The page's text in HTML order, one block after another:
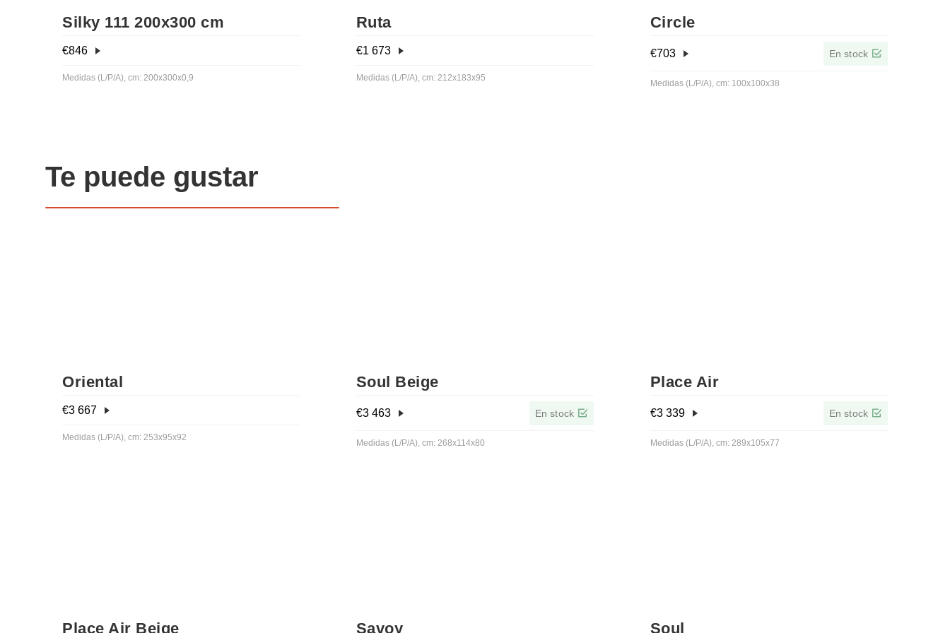
Silky 111 200x300 cm
€846
Medidas (L/P/A), cm: 200x300x0,9
Ruta
€1 673
Medidas (L/P/A), cm: 212x183x95
Circle
€703 En stock
Medidas (L/P/A), cm: 100x100x38
Te puede gustar
Oriental
€3 667
Medidas (L/P/A), cm: 253x95x92
Soul Beige
€3 463 En stock
Medidas (L/P/A), cm: 268x114x80
Place Air
€3 339 En stock
Medidas (L/P/A), cm: 289x105x77
Place Air Beige Savoy Soul